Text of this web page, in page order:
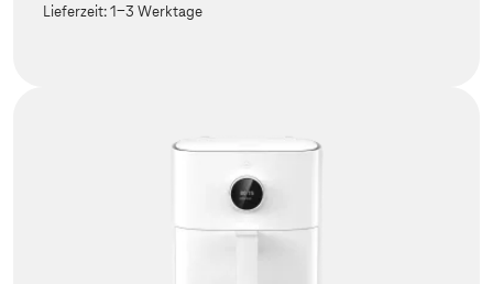
Lieferzeit:1-3 Werktage